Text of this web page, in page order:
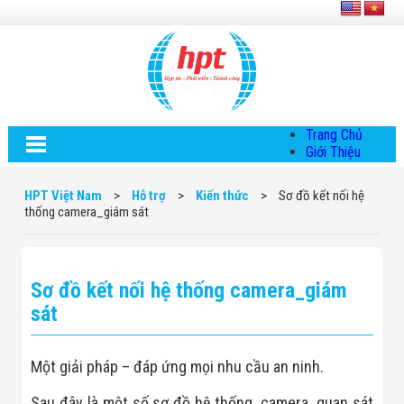
Trang Chủ
Giới Thiệu
Nam
Hội Đồng Quản
Mật Thông Tin
Chiến Lược
Thông Tin
Chuyển Khoản
Giải Pháp
Giải Pháp Thiết
HPT Việt Nam > Hỗ trợ > Kiến thức >
Sơ đồ kết nối hệ
thống camera_giám sát
Sơ đồ kết nối hệ thống camera_giám
sát
Một giải pháp – đáp ứng mọi nhu cầu an ninh.